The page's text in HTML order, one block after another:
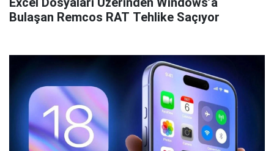
Bulaşan Remcos RAT Tehlike Saçıyor